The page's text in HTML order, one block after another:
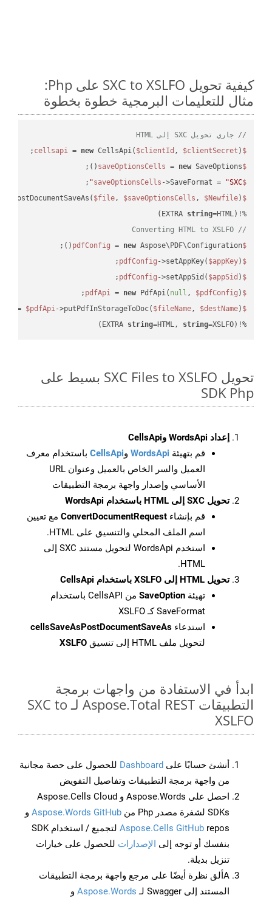
كيفية تحويل SXC to XSLFO على Php:
مثال للتعليمات البرمجية خطوة بخطوة
// جاري تحويل SXC إلى HTML
$cellsapi
= new CellsApi( $clientId , $clientSecret );
$saveOptionsCells
= new SaveOptions();
$saveOptionsCells
->SaveFormat = "SXC"
;
$cellsApiResult
$file, $saveOptionsCells , $Newfile
%!(EXTRA
string=HTML)
// Converting HTML to XSLFO
$pdfConfig
= new Aspose\PDF\Configuration();
$pdfConfig
->setAppKey( $appKey);
$pdfConfig
->setAppSid( $appSid );
$pdfApi
= new PdfApi( null , $pdfConfig );
$response
= $pdfApi->putPdfInStorageToDoc( $fileName, $destName
%!(EXTRA
string=HTML, string=XSLFO)
تحويل SXC Files to XSLFO بسيط على
SDK Php
إعداد WordsApi وCellsApi
قم بتهيئة WordsApi وCellsApi باستخدام معرف
العميل والسر الخاص بالعميل وعنوان URL
الأساسي وإصدار واجهة برمجة التطبيقات
تحويل SXC إلى HTML باستخدام WordsApi
قم بإنشاء ConvertDocumentRequest مع تعيين
اسم الملف المحلي والتنسيق على HTML.
استخدم WordsApi لتحويل مستند SXC إلى
HTML.
تحويل HTML إلى XSLFO باستخدام CellsApi
تهيئة SaveOption
من CellsAPI باستخدام
SaveFormat كـ XSLFO
استدعاء cellsSaveAsPostDocumentSaveAs
لتحويل ملف HTML إلى تنسيق
XSLFO
ابدأ في الاستفادة من واجهات برمجة
التطبيقات Aspose.Total REST لـ SXC to
XSLFO
أنشئ حسابًا على Dashboard للحصول على حصة مجانية
من واجهة برمجة التطبيقات وتفاصيل التفويض
احصل على Aspose.Words و Aspose.Cells Cloud
SDKs لشفرة مصدر Php من
Aspose.Words GitHub و
Aspose.Cells GitHub
repos لتجميع / استخدام SDK
بنفسك أو توجه إلى الإصدارات للحصول على خيارات
تنزيل بديلة.
Aألق نظرة أيضًا على مرجع واجهة برمجة التطبيقات
المستند إلى Swagger لـ
Aspose.Words و